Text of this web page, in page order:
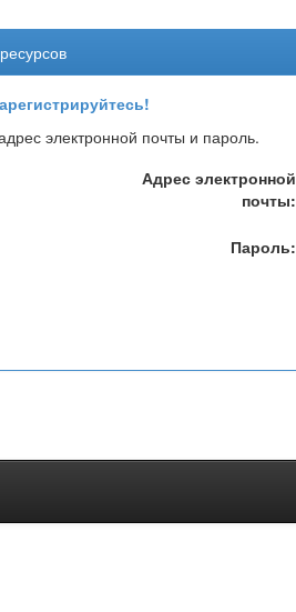
электронной почты и пароль.
Адрес электронной
почты:
Пароль: